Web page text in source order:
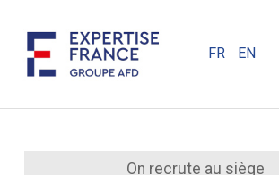
FR EN
On recrute au siège